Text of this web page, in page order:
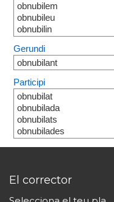
obnubilem
obnubileu
obnubilin
Gerundi
obnubilant
Participi
obnubilat
obnubilada
obnubilats
obnubilades
El corrector